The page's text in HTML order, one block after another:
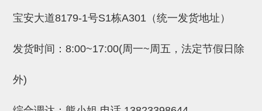
宝安大道8179-1号S1栋A301（统一发货地址）
发货时间：8:00~17:00(周一~周五，法定节假日除
外)
防转式金具(细微型、微型、小型)
固定式/微型气缸用/调整器(其他)
吸盘套吸盘